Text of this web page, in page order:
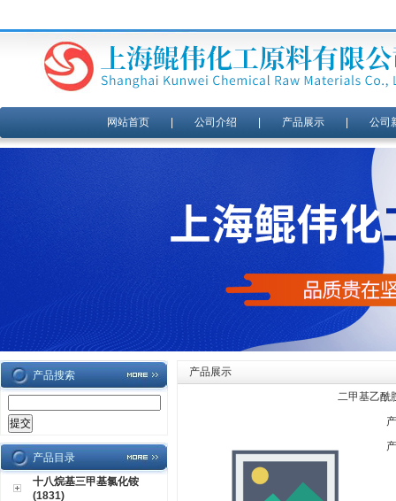
网站首页| 公司介绍 产品展示| 公司
产品搜索
产品目录
十八烷基三甲基氯化铵
(1831)
产品展示
二甲基乙酰